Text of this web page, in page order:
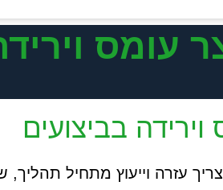
עומס
בביצועים
עזרה וייעוץ מתחיל תהליך,